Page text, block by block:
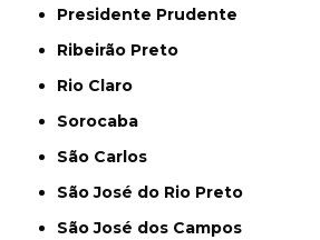
Presidente Prudente
Ribeirão Preto
Rio Claro
Sorocaba
São Carlos
São José do Rio Preto
São José dos Campos